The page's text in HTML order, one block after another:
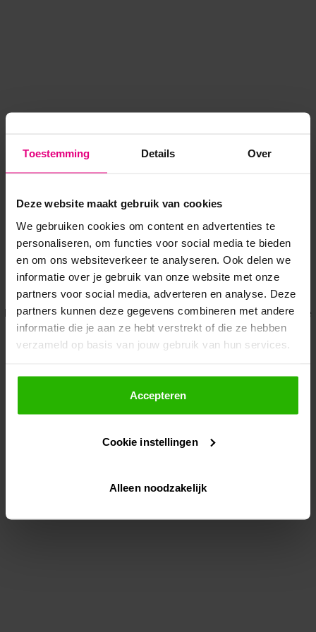
Toestemming Details Over
Deze website maakt gebruik van cookies
We gebruiken cookies om content en advertenties te
personaliseren, om functies voor social media te bieden
en om ons websiteverkeer te analyseren. Ook delen we
informatie over je gebruik van onze website met onze
partners voor social media, adverteren en analyse. Deze
partners kunnen deze gegevens combineren met andere
informatie die je aan ze hebt verstrekt of die ze hebben
verzameld op basis van jouw gebruik van hun services.
Als je op "Accepteer" klikt, dan geef je Voordeeluitjes.nl
toestemming om cookies voor social media en
gepersonaliseerde advertenties te plaatsen.
Lees hier meer over in onsprivacybeleid
Via "Cookie instellingen" kun je ook zelf instellen welke
Accepteren
Cookie instellingen
Alleen noodzakelijk
Application error: a client-side exception has occurred while
loadingwww.voordeeluitjes.nl (see the browser console for more
information).